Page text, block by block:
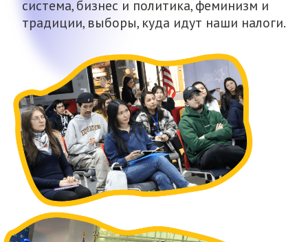
Проект нацелен на обучение школьников
правам человека через интеллектуальную
карточную игру. Авторки проекта Айим
Асылханова, Екатерина Шерманова и
Кристина Михайлова исследуют уровень
правовой грамотности в школах, чтобы
составить рекомендации в Министерство
образования для обучения правам
человека.
Девушки разработали игру«У права»и
провели тренинги по правам человека в
школах Алматы и Северо-Казахстанской
области.
«У права»